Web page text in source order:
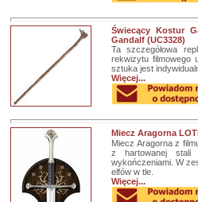
Świecący Kostur
Gandalf (UC3328)
Ta szczegółowa
rekwizytu filmowego
sztuka jest
Więcej...
Miecz Aragorna
Miecz Aragorna z
z hartowanej stali
wykończeniami. W
elfów w tle.
Więcej...